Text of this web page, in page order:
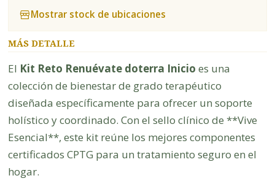
Mostrar stock de ubicaciones
MÁS DETALLE
El Kit Reto Renuévate doterra Inicio es una
colección de bienestar de grado terapéutico
diseñada específicamente para ofrecer un soporte
holístico y coordinado. Con el sello clínico de **Vive
Esencial**, este kit reúne los mejores componentes
certificados CPTG para un tratamiento seguro en el
hogar.